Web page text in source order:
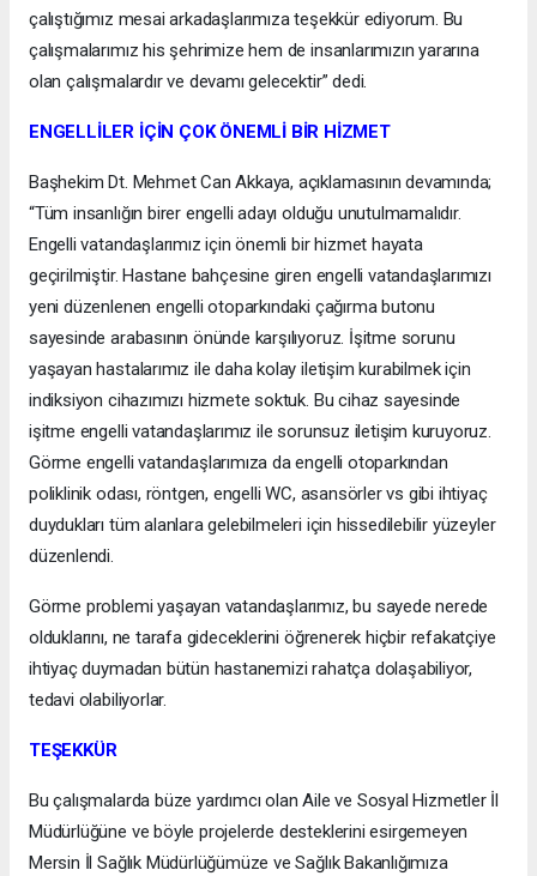
çalıştığımız mesai arkadaşlarımıza teşekkür ediyorum. Bu
çalışmalarımız his şehrimize hem de insanlarımızın yararına
olan çalışmalardır ve devamı gelecektir” dedi.
ENGELLİLER İÇİN ÇOK ÖNEMLİ BİR HİZMET
Başhekim Dt. Mehmet Can Akkaya, açıklamasının devamında;
“Tüm insanlığın birer engelli adayı olduğu unutulmamalıdır.
Engelli vatandaşlarımız için önemli bir hizmet hayata
geçirilmiştir. Hastane bahçesine giren engelli vatandaşlarımızı
yeni düzenlenen engelli otoparkındaki çağırma butonu
sayesinde arabasının önünde karşılıyoruz. İşitme sorunu
yaşayan hastalarımız ile daha kolay iletişim kurabilmek için
indiksiyon cihazımızı hizmete soktuk. Bu cihaz sayesinde
işitme engelli vatandaşlarımız ile sorunsuz iletişim kuruyoruz.
Görme engelli vatandaşlarımıza da engelli otoparkından
poliklinik odası, röntgen, engelli WC, asansörler vs gibi ihtiyaç
duydukları tüm alanlara gelebilmeleri için hissedilebilir yüzeyler
düzenlendi.
Görme problemi yaşayan vatandaşlarımız, bu sayede nerede
olduklarını, ne tarafa gideceklerini öğrenerek hiçbir refakatçiye
ihtiyaç duymadan bütün hastanemizi rahatça dolaşabiliyor,
tedavi olabiliyorlar.
TEŞEKKÜR
Bu çalışmalarda büze yardımcı olan Aile ve Sosyal Hizmetler İl
Müdürlüğüne ve böyle projelerde desteklerini esirgemeyen
Mersin İl Sağlık Müdürlüğümüze ve Sağlık Bakanlığımıza